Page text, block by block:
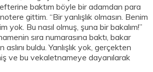
baktım böyle bir adamdan para
gittim. “Bir yanlışlık olmasın. Benim
yok. Bu nasıl olmuş, şuna bir bakalım!”
sıra numarasına baktı, bakar
buldu. Yanlışlık yok, gerçekten
ve bu vekaletnameye dayanılarak